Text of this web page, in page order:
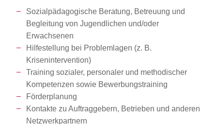
Sozialpädagogische Beratung, Betreuung und
Begleitung von Jugendlichen und/oder
Erwachsenen
Hilfestellung bei Problemlagen (z. B.
Krisenintervention)
Training sozialer, personaler und methodischer
Kompetenzen sowie Bewerbungstraining
Förderplanung
Kontakte zu Auftraggebern, Betrieben und anderen
Netzwerkpartnern